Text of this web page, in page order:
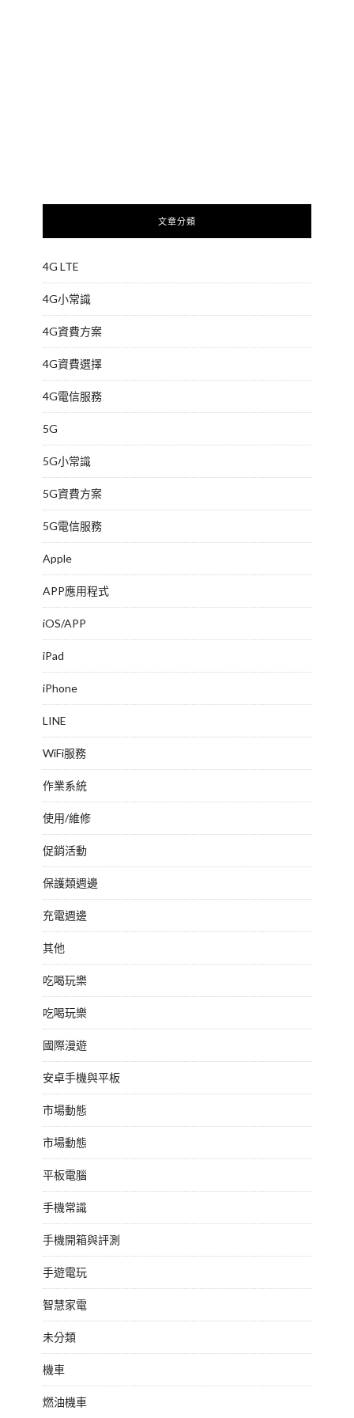
文章分類
4G LTE
4G小常識
4G資費方案
4G資費選擇
4G電信服務
5G
5G小常識
5G資費方案
5G電信服務
Apple
APP應用程式
iOS/APP
iPad
iPhone
LINE
WiFi服務
作業系統
使用/維修
促銷活動
保護類週邊
充電週邊
其他
吃喝玩樂
吃喝玩樂
國際漫遊
安卓手機與平板
市場動態
市場動態
平板電腦
手機常識
手機開箱與評測
手遊電玩
智慧家電
未分類
機車
燃油機車